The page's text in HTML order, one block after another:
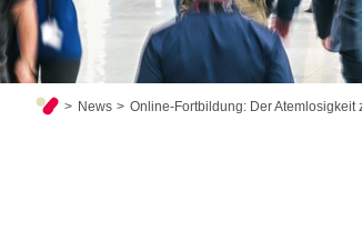
News Online-Fortbildung: Der